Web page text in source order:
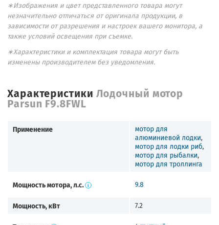
∗Изображения и цвет представленного товара могут
незначительно отличаться от оригинала продукции, в
зависимости от разрешения и настроек вашего монитора, а
также условий освещения при съемке.
∗Характеристики и комплектация товара могут быть
изменены производителем без уведомления.
Характеристики Лодочный мотор
Parsun F9.8FWL
Применение
мотор для
алюминиевой лодки,
мотор для лодки риб,
мотор для рыбалки,
мотор для троллинга
Мощность мотора, л.с. 9.8
Мощность, кВт 7.2